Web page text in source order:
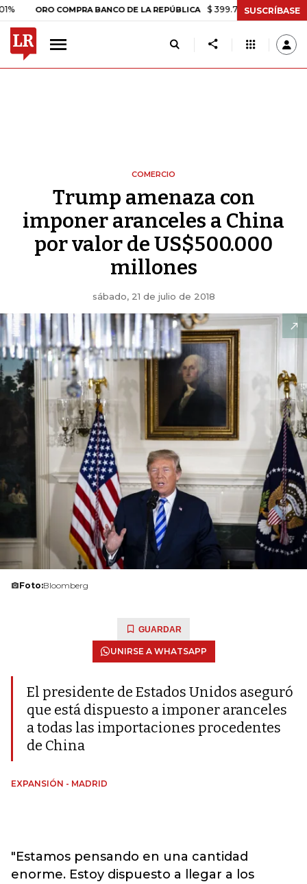
COMPRA BANCO DE LA REPÚBLICA $ 399.745,16 +$ 2.295,71 +0,58%
SUSCRÍBASE
COMERCIO
Trump amenaza con
imponer aranceles a China
por valor de US$500.000
millones
sábado, 21 de julio de 2018
Foto:Bloomberg
GUARDAR
UNIRSE A WHATSAPP
El presidente de Estados Unidos aseguró
que está dispuesto a imponer aranceles
a todas las importaciones procedentes
de China
EXPANSIÓN - MADRID
"Estamos pensando en una cantidad
enorme. Estoy dispuesto a llegar a los